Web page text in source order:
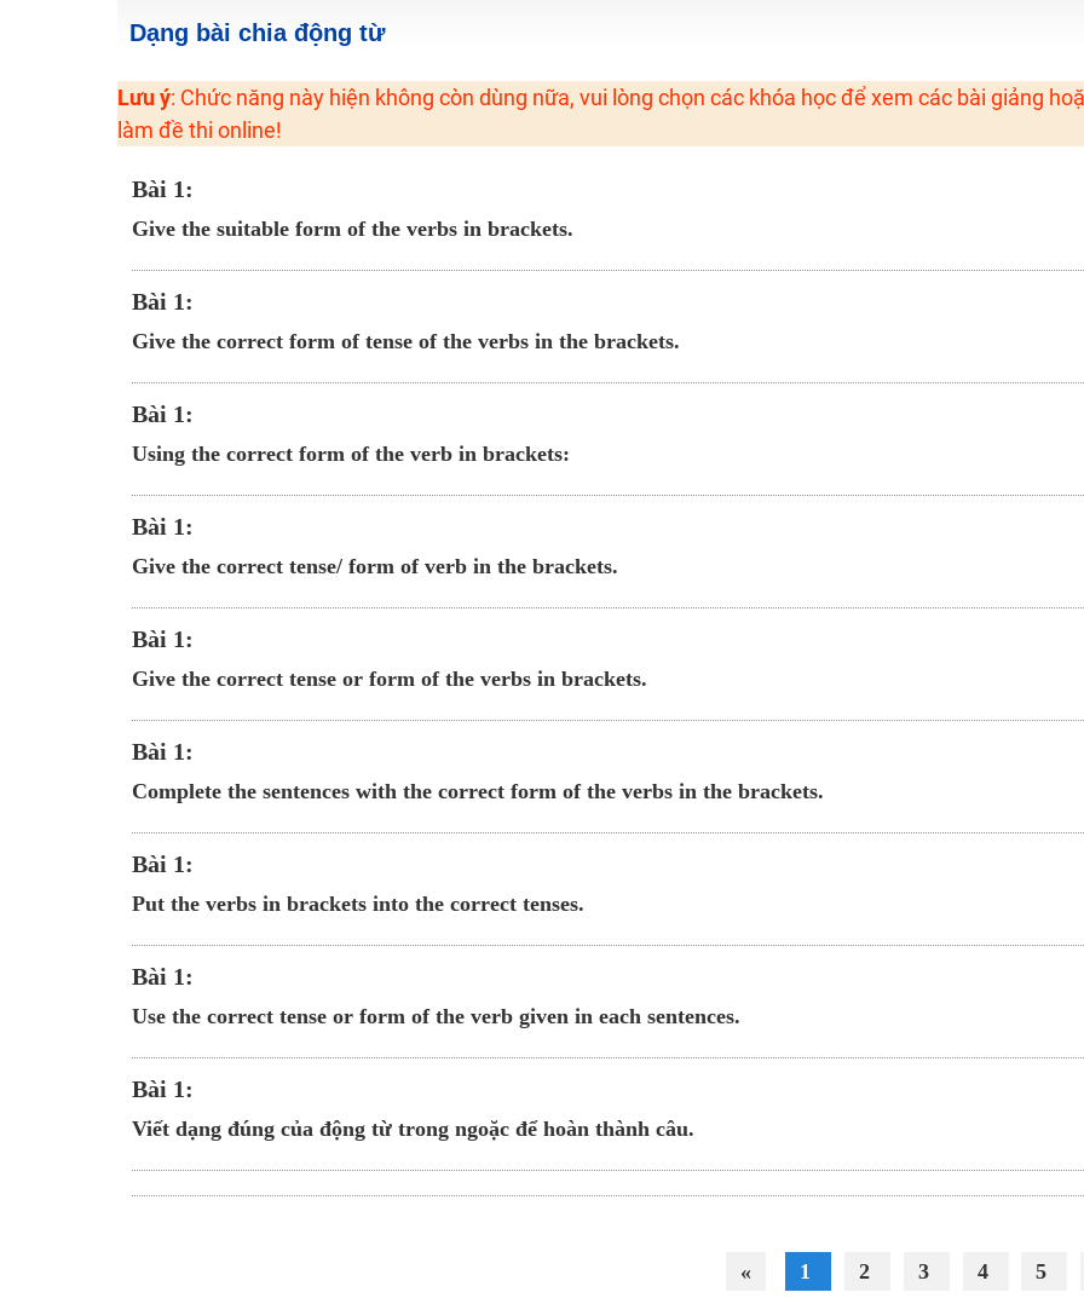
2K6! Lộ Trình Sun 2024 - Ba bước luyện thi TN THPT - ĐH ít nhất 25 điểm
Khuyến Mãi Khoá Học 1K Chỉ Từ 11-13/09/2024
Đồng giá khóa học 499K - 399K (13/11-15/11)
Dạng bài chia động từ
Lưu ý: Chức năng này hiện không còn dùng nữa, vui lòng chọn các khóa học để xem các bài giảng
làm đề thi online!
Bài 1:
Give the suitable form of the verbs in brackets.
Bài 1:
Give the correct form of tense of the verbs in the brackets.
Bài 1:
Using the correct form of the verb in brackets:
Bài 1:
Give the correct tense/ form of verb in the brackets.
Bài 1:
Give the correct tense or form of the verbs in brackets.
Bài 1:
Complete the sentences with the correct form of the verbs in the brackets.
Bài 1:
Put the verbs in brackets into the correct tenses.
Bài 1:
Use the correct tense or form of the verb given in each sentences.
Bài 1:
Viết dạng đúng của động từ trong ngoặc để hoàn thành câu.
« 1 2 3 4 5